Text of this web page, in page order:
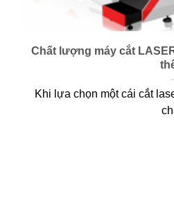
Chất lượng máy cắt
Khi lựa chọn một cái cắt